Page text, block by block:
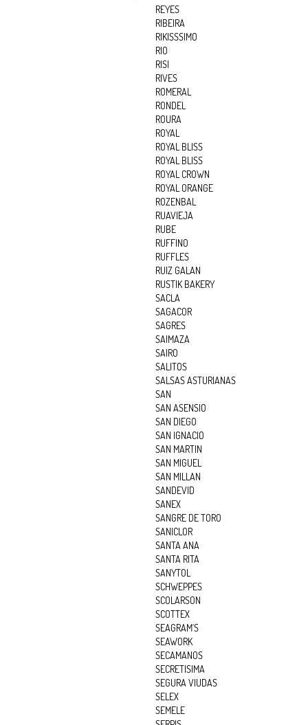
REYES
RIBEIRA
RIKISSSIMO
RIO
RISI
RIVES
ROMERAL
RONDEL
ROURA
ROYAL
ROYAL BLISS
ROYAL BLISS
ROYAL CROWN
ROYAL ORANGE
ROZENBAL
RUAVIEJA
RUBE
RUFFINO
RUFFLES
RUIZ GALAN
RUSTIK BAKERY
SACLA
SAGACOR
SAGRES
SAIMAZA
SAIRO
SALITOS
SALSAS ASTURIANAS
SAN
SAN ASENSIO
SAN DIEGO
SAN IGNACIO
SAN MARTIN
SAN MIGUEL
SAN MILLAN
SANDEVID
SANEX
SANGRE DE TORO
SANICLOR
SANTA ANA
SANTA RITA
SANYTOL
SCHWEPPES
SCOLARSON
SCOTTEX
SEAGRAM´S
SEAWORK
SECAMANOS
SECRETISIMA
SEGURA VIUDAS
SELEX
SEMELE